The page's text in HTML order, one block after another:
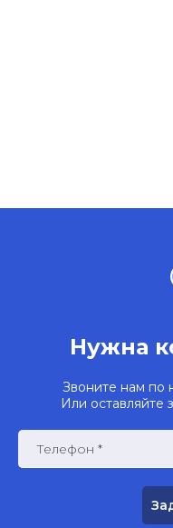
Нужна
Звоните нам по
Или оставляйте
Телефон *